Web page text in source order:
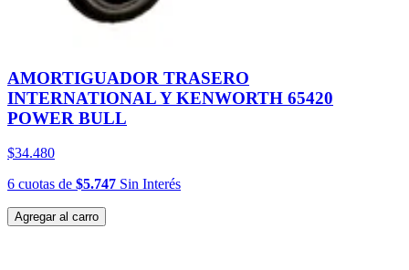
AMORTIGUADOR TRASERO
INTERNATIONAL Y KENWORTH 65420
POWER BULL
$34.480
6 cuotas de $5.747 Sin Interés
Agregar al carro